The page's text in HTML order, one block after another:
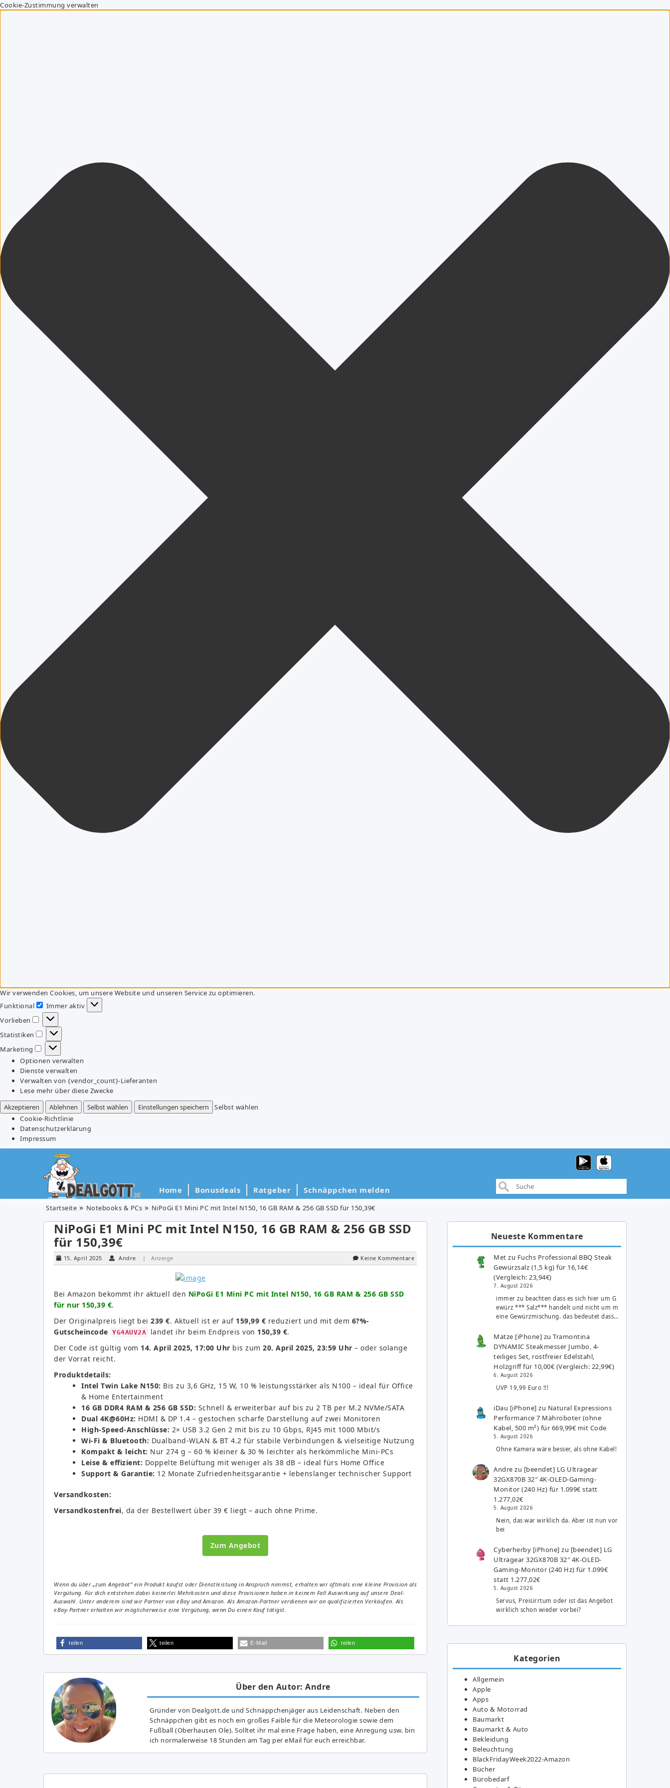
Cookie-Zustimmung verwalten
Wir verwenden Cookies, um unsere Website und unseren Service zu optimieren.
Funktional
Funktional
Immer aktiv
Vorlieben
Vorlieben
Statistiken
Statistiken
Marketing
Marketing
Optionen verwalten
Dienste verwalten
Verwalten von {vendor_count}-Lieferanten
Lese mehr über diese Zwecke
Akzeptieren
Ablehnen Selbst wählen Einstellungen speichern
Selbst wählen
Cookie-Richtlinie
Datenschutzerklärung
Impressum
Home Bonusdeals Ratgeber Schnäppchen melden
Startseite Notebooks & PCs NiPoGi E1 Mini PC mit Intel N150, 16 GB RAM & 256 GB SSD für 150,39€
NiPoGi E1 Mini PC mit Intel N150, 16 GB RAM & 256 GB SSD
für 150,39€
15. April 2025 Andre | Anzeige Keine Kommentare
Bei Amazon bekommt ihr aktuell den NiPoGi E1 Mini PC mit Intel N150, 16 GB RAM & 256 GB SSD
für nur 150,39 €.
Der Originalpreis liegt bei 239 €. Aktuell ist er auf 159,99 € reduziert und mit dem 6?%-
Gutscheincode YG4AUV2A landet ihr beim Endpreis von 150,39 €.
Der Code ist gültig vom 14. April 2025, 17:00 Uhr bis zum 20. April 2025, 23:59 Uhr – oder solange
der Vorrat reicht.
Produktdetails:
Intel Twin Lake N150: Bis zu 3,6 GHz, 15 W, 10 % leistungsstärker als N100 – ideal für Office
& Home Entertainment
16 GB DDR4 RAM & 256 GB SSD: Schnell & erweiterbar auf bis zu 2 TB per M.2 NVMe/SATA
Dual 4K@60Hz: HDMI & DP 1.4 – gestochen scharfe Darstellung auf zwei Monitoren
High-Speed-Anschlüsse: 2× USB 3.2 Gen 2 mit bis zu 10 Gbps, RJ45 mit 1000 Mbit/s
Wi-Fi & Bluetooth: Dualband-WLAN & BT 4.2 für stabile Verbindungen & vielseitige Nutzung
Kompakt & leicht: Nur 274 g – 60 % kleiner & 30 % leichter als herkömmliche Mini-PCs
Leise & effizient: Doppelte Belüftung mit weniger als 38 dB – ideal fürs Home Office
Support & Garantie: 12 Monate Zufriedenheitsgarantie + lebenslanger technischer Support
Versandkosten:
Versandkostenfrei, da der Bestellwert über 39 € liegt – auch ohne Prime.
Zum Angebot
Wenn du über „zum Angebot“ ein Produkt kaufst oder Dienstleistung in Anspruch nimmst, erhalten wir oftmals eine kleine Provision als
Vergütung. Für dich entstehen dabei keinerlei Mehrkosten und diese Provisionen haben in keinem Fall Auswirkung auf unsere Deal-
Auswahl. Unter anderem sind wir Partner von eBay und Amazon. Als Amazon-Partner verdienen wir an qualifizierten Verkäufen. Als
eBay-Partner erhalten wir möglicherweise eine Vergütung, wenn Du einen Kauf tätigst.
teilen teilen E-Mail teilen
Über den Autor: Andre
Gründer von Dealgott.de und Schnäppchenjäger aus Leidenschaft. Neben den
Schnäppchen gibt es noch ein großes Fai­ble für die Meteorologie sowie dem
Fußball (Oberhausen Ole). Solltet ihr mal eine Frage haben, eine Anregung usw. bin
ich normalerweise 18 Stunden am Tag per eMail für euch erreichbar.
Neueste Kommentare
Met zu Fuchs Professional BBQ Steak
Gewürzsalz (1,5 kg) für 16,14€
(Vergleich: 23,94€)
7. August 2026
immer zu beachten dass es sich hier um G
ewürz *** Salz*** handelt und nicht um m
eine Gewürzmischung. das bedeutet dass…
Matze [iPhone] zuTramontina
DYNAMIC Steakmesser Jumbo, 4-
teiliges Set, rostfreier Edelstahl,
Holzgriff für 10,00€ (Vergleich: 22,99€)
6. August 2026
UVP 19,99 Euro !!!
iDau [iPhone] zu Natural Expressions
Performance 7 Mähroboter (ohne
Kabel, 500 m²) für 669,99€ mit Code
5. August 2026
Ohne Kamera wäre besser, als ohne Kabel!
Andre zu [beendet] LG Ultragear
32GX870B 32″ 4K-OLED-Gaming-
Monitor (240 Hz) für 1.099€ statt
1.277,02€
5. August 2026
Nein, das war wirklich da. Aber ist nun vor
bei
Cyberherby [iPhone] zu [beendet] LG
Ultragear 32GX870B 32″ 4K-OLED-
Gaming-Monitor (240 Hz) für 1.099€
statt 1.277,02€
5. August 2026
Servus, Preisirrtum oder ist das Angebot
wirklich schon wieder vorbei?
Kategorien
Allgemein
Apple
Apps
Auto & Motorrad
Baumarkt
Baumarkt & Auto
Bekleidung
Beleuchtung
BlackFridayWeek2022-Amazon
Bücher
Bürobedarf